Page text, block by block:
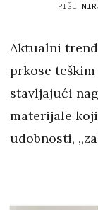
PIŠE
Aktualni
prkose
stavljajući
materijale
udobnosti,